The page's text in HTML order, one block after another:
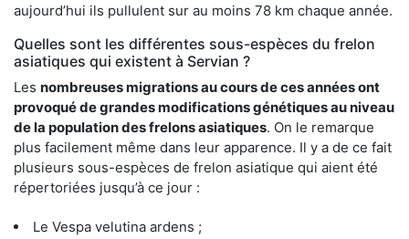
aujourd’hui ils pullulent sur au moins 78 km chaque année.
Quelles sont les différentes sous-espèces du frelon
asiatiques qui existent à Servian ?
Les nombreuses migrations au cours de ces années ont
provoqué de grandes modifications génétiques au niveau
de la population des frelons asiatiques. On le remarque
plus facilement même dans leur apparence. Il y a de ce fait
plusieurs sous-espèces de frelon asiatique qui aient été
répertoriées jusqu’à ce jour :
Le Vespa velutina ardens ;